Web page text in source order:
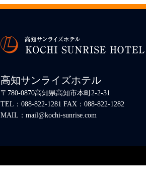
高知サンライズホテル
〒780-0870高知県高知市本町2-2-31
TEL：088-822-1281 FAX：088-822-1282
MAIL：mail@kochi-sunrise.com